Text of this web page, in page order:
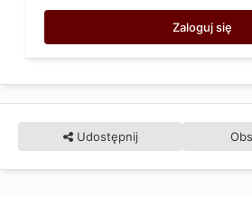
Zaloguj się
Udostępnij